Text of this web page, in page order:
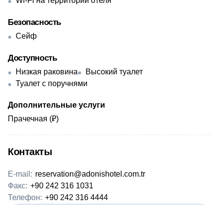
Безопасность
Сейф
Доступность
Низкая раковина
Высокий туалет
Туалет с поручнями
Дополнительные услуги
Прачечная (₽)
Контакты
E-mail: reservation@adonishotel.com.tr
Факс: +90 242 316 1031
Телефон: +90 242 316 4444